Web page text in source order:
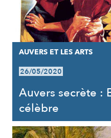
AUVERS ET LES ARTS
26/05/2020
Auvers secrète :
célèbre